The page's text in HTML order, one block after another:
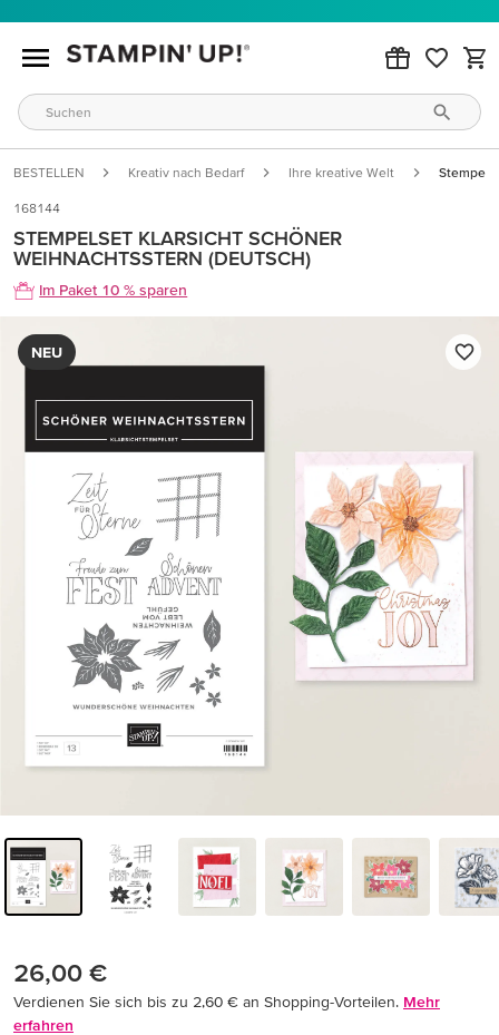
BESTELLEN Kreativ nach Bedarf Ihre kreative Welt
168144
STEMPELSET KLARSICHT SCHÖNER
WEIHNACHTSSTERN (DEUTSCH)
Im Paket 10 % sparen
NEU
26,00 €
Verdienen Sie sich bis zu 2,60 € an Shopping-Vorteilen. Mehr
erfahren